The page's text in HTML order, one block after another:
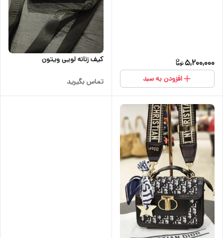
5,200,000
افزودن به سبد
کیف زنانه لویی ویتون
تماس بگیرید